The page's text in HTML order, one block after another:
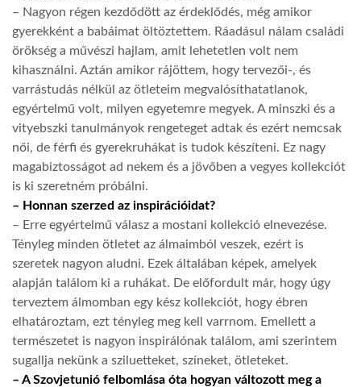
– Nagyon régen kezdődött az érdeklődés, még amikor
gyerekként a babáimat öltöztettem. Ráadásul nálam családi
örökség a művészi hajlam, amit lehetetlen volt nem
kihasználni. Aztán amikor rájöttem, hogy tervezői-, és
varrástudás nélkül az ötleteim megvalósíthatatlanok,
egyértelmű volt, milyen egyetemre megyek. A minszki és a
vityebszki tanulmányok rengeteget adtak és ezért nemcsak
női, de férfi és gyerekruhákat is tudok készíteni. Ez nagy
magabiztosságot ad nekem és a jövőben a vegyes kollekciót
is ki szeretném próbálni.
– Honnan szerzed az inspirációidat?
– Erre egyértelmű válasz a mostani kollekció elnevezése.
Tényleg minden ötletet az álmaimból veszek, ezért is
szeretek nagyon aludni. Ezek általában képek, amelyek
alapján találom ki a ruhákat. De előfordult már, hogy úgy
terveztem álmomban egy kész kollekciót, hogy ébren
elhatároztam, ezt tényleg meg kell varrnom. Emellett a
természetet is nagyon inspirálónak találom, ami szerintem
sugallja nekünk a sziluetteket, színeket, ötleteket.
– A Szovjetunió felbomlása óta hogyan változott meg a